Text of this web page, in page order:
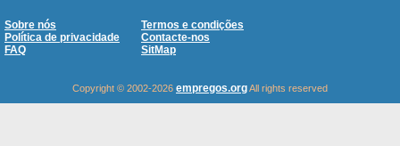
Sobre nós
Termos e condições
Política de privacidade
Contacte-nos
FAQ
SitMap
Copyright © 2002-2026 empregos.orgAll rights reserved